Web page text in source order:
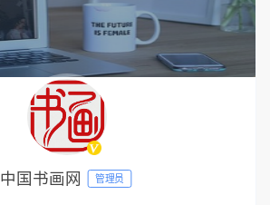
中国书画网 管理员